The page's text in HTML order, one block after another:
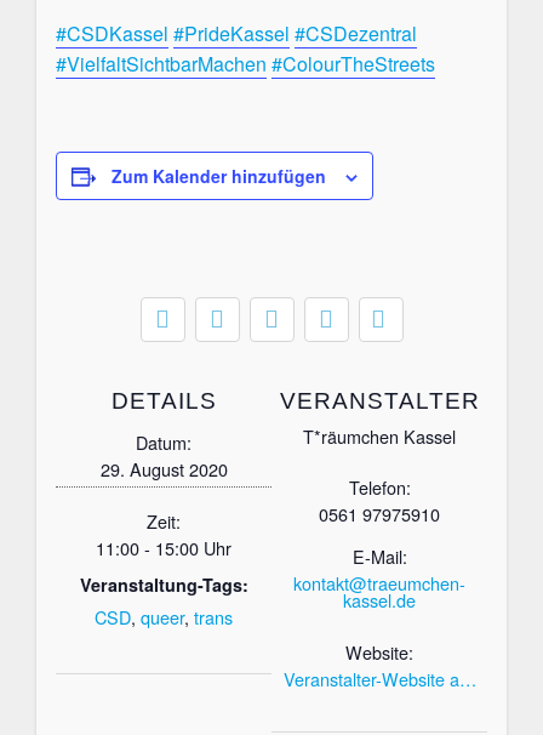
#CSDKassel #PrideKassel #CSDezentral
#VielfaltSichtbarMachen #ColourTheStreets
Zum Kalender hinzufügen
DETAILS
Datum:
29. August 2020
Zeit:
11:00 - 15:00 Uhr
Veranstaltung-Tags:
CSD, queer, trans
VERANSTALTER
T*räumchen Kassel
Telefon:
0561 97975910
E-Mail:
kontakt@traeumchen-
kassel.de
Website:
Veranstalter-Website a…